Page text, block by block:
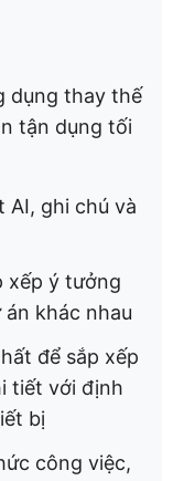
dụng thay thế
tận dụng tối
AI, ghi chú và
xếp ý tưởng
khác nhau
để sắp xếp
tiết với định
bị
công việc,